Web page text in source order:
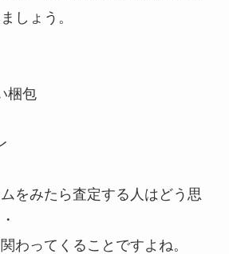
しょう。
梱包
をみたら査定する人はどう思
わってくることですよね。